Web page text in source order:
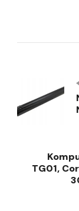
TG01,